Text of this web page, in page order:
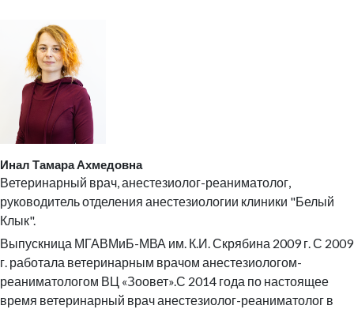
Инал Тамара Ахмедовна
Ветеринарный врач, анестезиолог-реаниматолог,
руководитель отделения анестезиологии клиники "Белый
Клык".
Выпускница МГАВМиБ-МВА им. К.И. Скрябина 2009 г. С 2009
г. работала ветеринарным врачом анестезиологом-
реаниматологом ВЦ «Зоовет».С 2014 года по настоящее
время ветеринарный врач анестезиолог-реаниматолог в